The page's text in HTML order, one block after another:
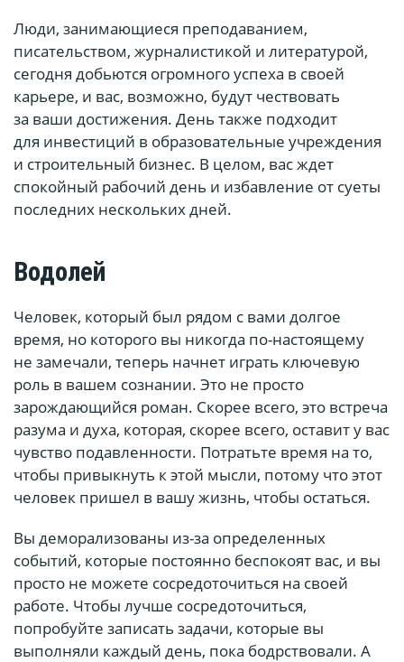
Люди, занимающиеся преподаванием,
писательством, журналистикой и литературой,
сегодня добьются огромного успеха в своей
карьере, и вас, возможно, будут чествовать
за ваши достижения. День также подходит
для инвестиций в образовательные учреждения
и строительный бизнес. В целом, вас ждет
спокойный рабочий день и избавление от суеты
последних нескольких дней.
Водолей
Человек, который был рядом с вами долгое
время, но которого вы никогда по-настоящему
не замечали, теперь начнет играть ключевую
роль в вашем сознании. Это не просто
зарождающийся роман. Скорее всего, это встреча
разума и духа, которая, скорее всего, оставит у вас
чувство подавленности. Потратьте время на то,
чтобы привыкнуть к этой мысли, потому что этот
человек пришел в вашу жизнь, чтобы остаться.
Вы деморализованы из-за определенных
событий, которые постоянно беспокоят вас, и вы
просто не можете сосредоточиться на своей
работе. Чтобы лучше сосредоточиться,
попробуйте записать задачи, которые вы
выполняли каждый день, пока бодрствовали. А